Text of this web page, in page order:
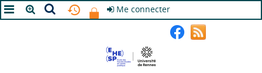
Me connecter